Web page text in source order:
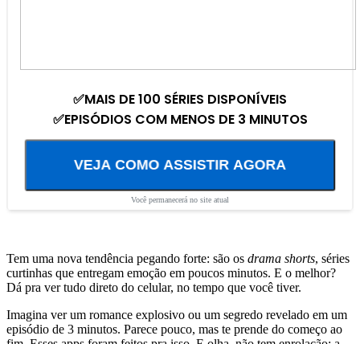
✅MAIS DE 100 SÉRIES DISPONÍVEIS
✅EPISÓDIOS COM MENOS DE 3 MINUTOS
VEJA COMO ASSISTIR AGORA
Você permanecerá no site atual
Tem uma nova tendência pegando forte: são os drama shorts, séries
curtinhas que entregam emoção em poucos minutos. E o melhor?
Dá pra ver tudo direto do celular, no tempo que você tiver.
Imagina ver um romance explosivo ou um segredo revelado em um
episódio de 3 minutos. Parece pouco, mas te prende do começo ao